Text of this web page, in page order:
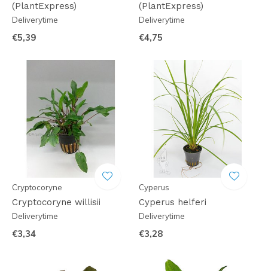
(PlantExpress)
Deliverytime
€5,39
(PlantExpress)
Deliverytime
€4,75
Cryptocoryne
Cryptocoryne willisii
Deliverytime
€3,34
Cyperus
Cyperus helferi
Deliverytime
€3,28